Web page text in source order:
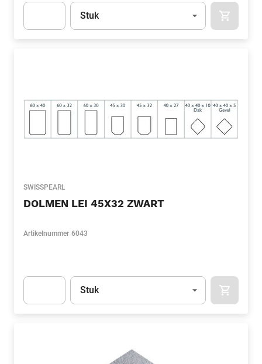
Eenheid
Stuk
SWISSPEARL
DOLMEN LEI 45X32 ZWART
Artikelnummer 6043
Eenheid
Stuk